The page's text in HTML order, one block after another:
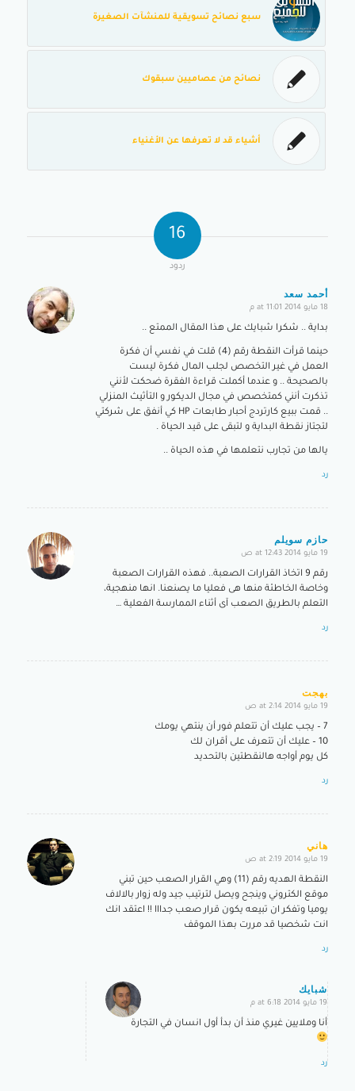
سبع نصائح تسويقية للمنشآت الصغيرة
نصائح من عصاميين سبقوك
أشياء قد لا تعرفها عن الأغنياء
16
ردود
أحمد سعد
says:
18 مايو 2014 at 11:01 م
بداية .. شكرا شبايك على هذا المقال الممتع ..
حينما قرأت النقطة رقم (4) قلت في نفسي أن فكرة
العمل في غير التخصص لجلب المال فكرة ليست
بالصحيحة .. و عندما أكملت قراءة الفقرة ضحكت لأنني
تذكرت أنني كمتخصص في مجال الديكور و التأثيث المنزلي
.. قمت ببيع كارتردج أحبار طابعات HP كي أنفق على شركتي
لتجتاز نقطة البداية و لتبقى على قيد الحياة .
يالها من تجارب نتعلمها في هذه الحياة ..
رد
حازم سويلم
says:
19 مايو 2014 at 12:43 ص
رقم 9 اتخاذ القرارات الصعبة.. فهذه القرارات الصعبة
وخاصة الخاطئة منها هى فعليا ما يصنعنا. انها منهجية،
التعلم بالطريق الصعب آى أثناء الممارسة الفعلية …
رد
بهجت
says:
19 مايو 2014 at 2:14 ص
7 – يجب عليك أن تتعلم فور أن ينتهي يومك
10 – عليك أن تتعرف على أقران لك
كل يوم أواجه هالنقطتين بالتحديد
رد
هاني
says:
19 مايو 2014 at 2:19 ص
النقطة الهديه رقم (11) وهي القرار الصعب حين تبني
موقع الكتروني وينجح ويصل لترتيب جيد وله زوار بالالاف
يوميا وتفكر ان تبيعه يكون قرار صعب جدااا !! اعتقد انك
انت شخصيا قد مررت بهذا الموقف
رد
شبايك
says:
19 مايو 2014 at 6:18 م
أنا وملايين غيري منذ أن بدأ أول انسان في التجارة
رد